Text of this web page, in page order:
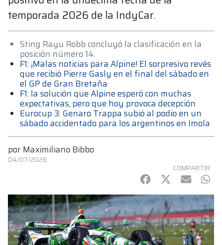
temporada 2026 de la IndyCar.
Sting Rayu Robb concluyó la clasificación en la
posición número 14.
F1: ¡Malas noticias para Alpine! El sorpresivo revés
que recibió Pierre Gasly en el final del sábado en
el GP de Gran Bretaña
F1: la solución que Alpine esperó con muchas
expectativas, pero que hoy provoca decepción
Eurocup 3: Genaro Trappa subió al podio en un
sábado accidentado para los argentinos en Imola
por Maximiliano Bibbo
04/07/2026
COMPARTIR
Facebook
Twitter
mail